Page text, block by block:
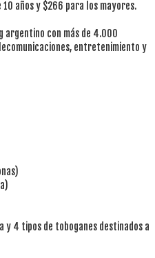
años y $266 para los mayores.
argentino con más de 4.000
entretenimiento y
4 tipos de toboganes destinados a